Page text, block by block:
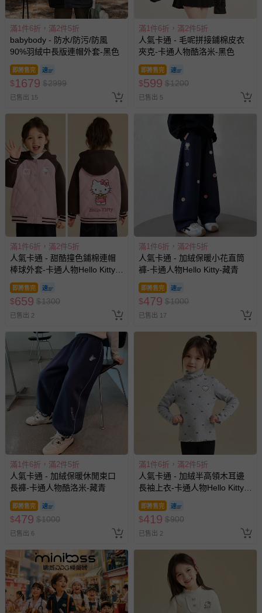
滿1件6折，滿2件5折
babybody - 防水/防污/防風
90%羽絨中長版連帽外套-黑色
即將售完
$1679 $2999
已售出 15
滿1件6折，滿2件5折
人氣卡通 - 毛呢拼接鋪棉皮衣
夾克-卡通人物酷洛米-黑色
即將售完
$599 $1200
已售出 5
滿1件6折，滿2件5折
人氣卡通 - 甜酷撞色鋪棉連帽
棒球外套-卡通人物Hello Kitty-
粉色
即將售完
$659 $1300
已售出 2
滿1件6折，滿2件5折
人氣卡通 - 加絨保暖小花直筒
褲-卡通人物Hello Kitty-藏青
即將售完
$479 $1000
已售出 17
滿1件6折，滿2件5折
人氣卡通 - 加絨保暖休閒束口
長褲-卡通人物酷洛米-藏青
即將售完
$479 $1000
已售出 6
滿1件6折，滿2件5折
人氣卡通 - 加絨半高領木耳邊
長袖上衣-卡通人物Hello Kitty-
灰色
即將售完
$419 $900
已售出 2